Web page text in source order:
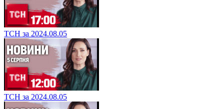
ТСН за 2024.08.05
ТСН за 2024.08.05